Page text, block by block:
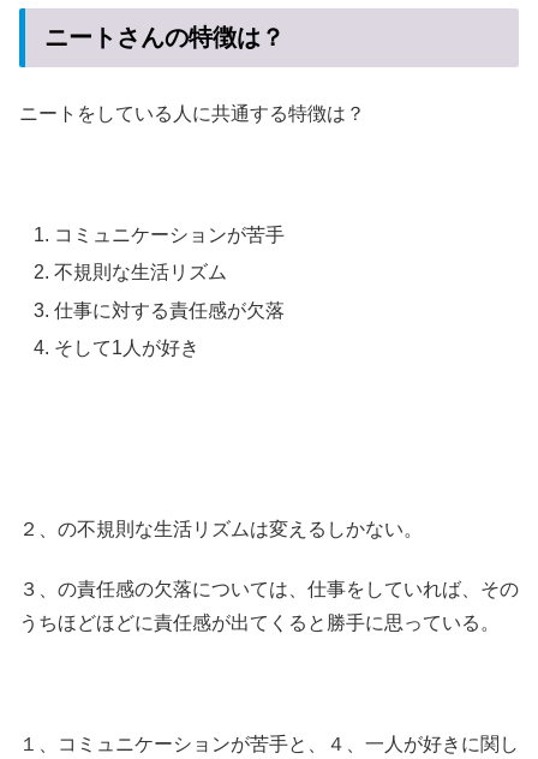
ニートさんの特徴は？
ニートをしている人に共通する特徴は？
コミュニケーションが苦手
不規則な生活リズム
仕事に対する責任感が欠落
そして1人が好き
２、の不規則な生活リズムは変えるしかない。
３、の責任感の欠落については、仕事をしていれば、その
うちほどほどに責任感が出てくると勝手に思っている。
１、コミュニケーションが苦手と、４、一人が好きに関し